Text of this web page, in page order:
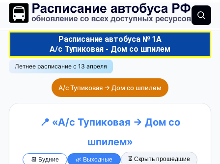
Расписание автобуса № 1А
А/с Тупиковая - Дом со шпилем
Летнее расписание с 13 апреля
А/с Тупиковая → Дом со шпилем
📍 «А/с Тупиковая → Дом со
шпилем»
📆 Будние 🌿 Выходные ⏳ Скрыть прошедшие